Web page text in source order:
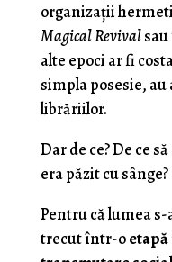
organizații
Magical Revivalsau
alte epoci ar fi
simpla posesie,
librăriilor.
Dar de ce? De ce
era păzit cu sânge?
Pentru că lumea
trecut într-o